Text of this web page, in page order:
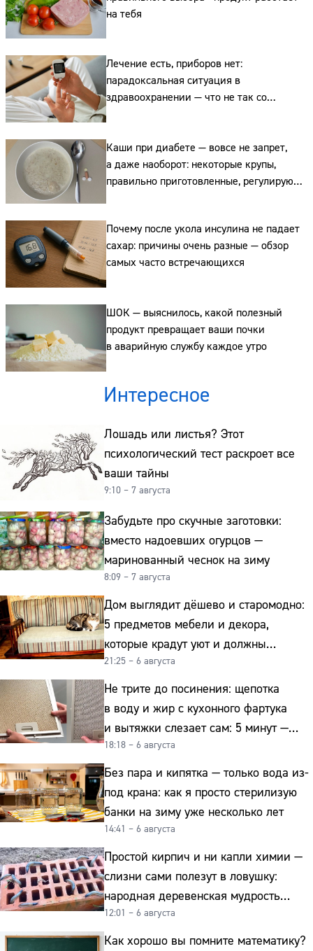
на тебя
Лечение есть, приборов нет:
парадоксальная ситуация в
здравоохранении — что не так со
льготными списками для диабетиков
Каши при диабете — вовсе не запрет,
а даже наоборот: некоторые крупы,
правильно приготовленные, регулируют
Почему после укола инсулина не падает
сахар: причины очень разные — обзор
самых часто встречающихся
ШОК — выяснилось, какой полезный
продукт превращает ваши почки
в аварийную службу каждое утро
Интересное
Лошадь или листья? Этот
психологический тест раскроет все
ваши тайны
9:10 – 7 августа
Забудьте про скучные заготовки:
вместо надоевших огурцов —
маринованный чеснок на зиму
8:09 – 7 августа
Дом выглядит дёшево и старомодно:
5 предметов мебели и декора,
которые крадут уют и должны
отправиться на свалку прямо сейчас
21:25 – 6 августа
Не трите до посинения: щепотка
в воду и жир с кухонного фартука
и вытяжки слезает сам: 5 минут —
и сверкает как новая
18:18 – 6 августа
Без пара и кипятка — только вода из-
под крана: как я просто стерилизую
банки на зиму уже несколько лет
14:41 – 6 августа
Простой кирпич и ни капли химии —
слизни сами полезут в ловушку:
народная деревенская мудрость
реально работает
12:01 – 6 августа
Как хорошо вы помните математику?
Сайт:
Телефон: